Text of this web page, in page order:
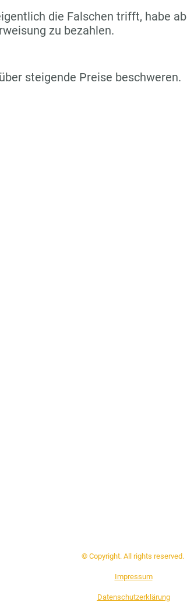
die Falschen trifft, habe
zu bezahlen.
steigende Preise beschweren.
© Copyright. All rights reserved.
Impressum
Datenschutzerklärung